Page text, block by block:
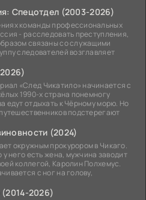
Спецотдел (2003-2026)
команды профессиональных
- расследовать преступления,
связаны со служащими
следователей возглавляет
«След Чикатило» начинается с
1990-х страна понемногу
едут отдыхать к Чёрному морю. Но
подстерегают
(2024)
окружным прокурором в Чикаго.
у него есть жена, мужчина заводит
коллегой, Каролин Полхемус.
с ног на голову,
2026)